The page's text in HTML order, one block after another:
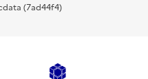
(7ad44f4)